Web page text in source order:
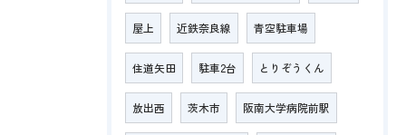
屋上 近鉄奈良線 青空駐車場
住道矢田 駐車2台 とりぞうくん
放出西 茨木市 阪南大学病院前駅